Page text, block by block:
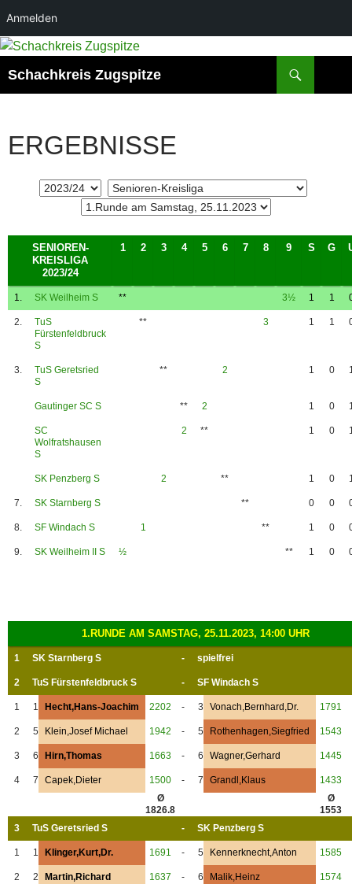
Anmelden
Schachkreis Zugspitze
ERGEBNISSE
SENIOREN-
KREISLIGA
2023/24
1 2 3 4 5 6 7 8 9 S G
1. SK Weilheim S ** 3½ 1 1
2.
TuS
Fürstenfeldbruck
S
** 3 1 1
3.
TuS Geretsried
S
** 2 1 0
Gautinger SC S ** 2 1 0
SC
Wolfratshausen
S
2 ** 1 0
SK Penzberg S 2 ** 1 0
7. SK Starnberg S ** 0 0
8. SF Windach S 1 ** 1 0
9. SK Weilheim II S ½ ** 1 0
1.RUNDE AM SAMSTAG, 25.11.2023, 14:00 UHR
1 SK Starnberg S - spielfrei
2 TuS Fürstenfeldbruck S - SF Windach S
1 1 Hecht,Hans-Joachim 2202 - 3 Vonach,Bernhard,Dr. 1791
2 5 Klein,Josef Michael 1942 - 5 Rothenhagen,Siegfried 1543
3 6 Hirn,Thomas 1663 - 6 Wagner,Gerhard 1445
4 7 Capek,Dieter 1500 - 7 Grandl,Klaus
1433
Ø
1826.8
Ø
1553
3
TuS Geretsried S - SK Penzberg S
1 1 Klinger,Kurt,Dr. 1691 - 5 Kennerknecht,Anton 1585
2 2 Martin,Richard 1637 - 6 Malik,Heinz 1574